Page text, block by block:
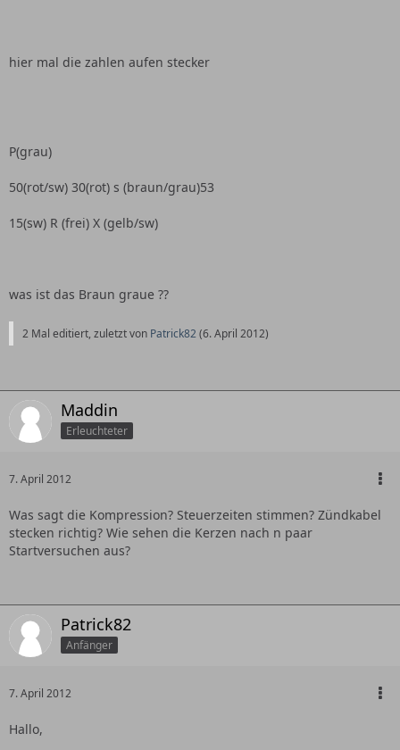
hier mal die zahlen aufen stecker
P(grau)
50(rot/sw) 30(rot) s (braun/grau)53
15(sw) R (frei) X (gelb/sw)
was ist das Braun graue ??
2 Mal editiert, zuletzt von Patrick82(6. April 2012)
Maddin
Erleuchteter
7. April 2012
Was sagt die Kompression? Steuerzeiten stimmen? Zündkabel
stecken richtig? Wie sehen die Kerzen nach n paar
Startversuchen aus?
Patrick82
Anfänger
7. April 2012
Hallo,